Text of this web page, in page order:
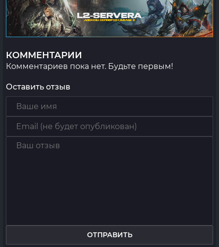
КОММЕНТАРИИ
Комментариев пока нет. Будьте первым!
Оставить отзыв
ОТПРАВИТЬ